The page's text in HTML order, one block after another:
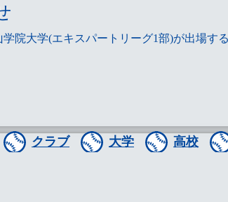
院大学(エキスパートリーグ1部)が出場
クラブ 大学 高校